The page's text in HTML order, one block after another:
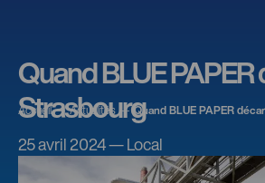
Accueil Actualités Quand BLUE PAPER
Quand BLUE
Strasbourg
25 avril 2024 — Local